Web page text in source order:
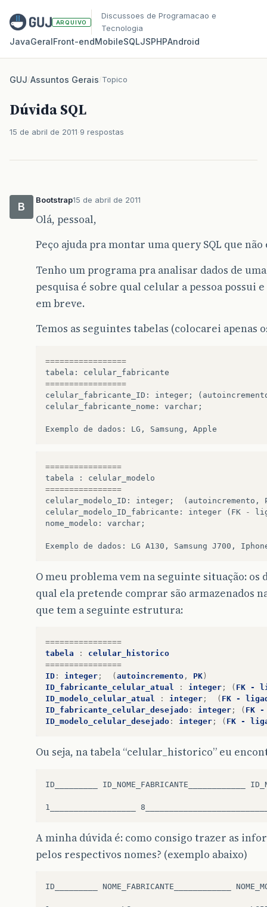
ARQUIVO
Discussoes de Programacao e
Tecnologia
JavaGeralFront‑endMobileSQLJSPHPAndroid
GUJ/Assuntos Gerais/Topico
Dúvida SQL
15 de abril de 2011 9 respostas
B
Bootstrap15 de abril de 2011
Olá, pessoal,
Peço ajuda pra montar uma query SQL que
Tenho um programa pra analisar dados de
pesquisa é sobre qual celular a pessoa possui
em breve.
Temos as seguintes tabelas (colocarei apenas
=================
tabela :
celular_fabricante
=================
celular_fabricante_ID : integer ; (
celular_fabricante_nome : varchar ;
Exemplo de dados : LG , Samsung , Apple
================
tabela
:
celular_modelo
================
celular_modelo_ID : integer ; ( autoincremento ,
celular_modelo_ID_fabricante : integer ( FK -
nome_modelo : varchar ;
Exemplo de dados : LG A130 , Samsung J700 ,
O meu problema vem na seguinte situação: os
qual ela pretende comprar são armazenados
que tem a seguinte estrutura:
================
tabela
:
celular_historico
================
ID : integer ; ( autoincremento , PK )
ID_fabricante_celular_atual
: integer ; ( FK -
ID_modelo_celular_atual
: integer ; ( FK -
ID_fabricante_celular_desejado : integer ; ( FK
-
ID_modelo_celular_desejado : integer ; ( FK -
Ou seja, na tabela “celular_historico” eu
ID_________ ID_NOME_FABRICANTE____________
A minha dúvida é: como consigo trazer as
pelos respectivos nomes? (exemplo abaixo)
ID_________ NOME_FABRICANTE____________